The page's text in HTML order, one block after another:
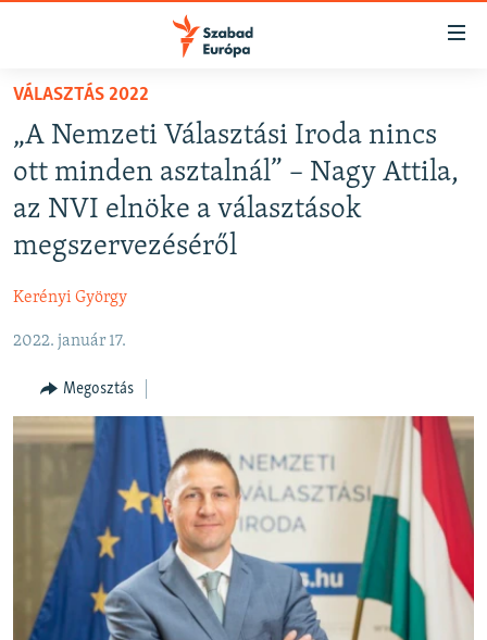
Akadálymentes
Ugrás
fő
oldalra
tartalomjegyzékre
keresésre
AKTUÁLIS
PODCASTOK
NER15
SZABADON
TÁRSADALOM
DEMOKRÁCIA
A PÉNZ NYOMÁBAN
EURÓPAI UNIÓ
VILÁG
KLÍMAVÁLTOZÁS
A MÚLT TANULSÁGAI
VÁLASZTÁS 2022
„A Nemzeti Választási Iroda nincs
ott minden asztalnál” – Nagy Attila,
az NVI elnöke a választások
megszervezéséről
Kerényi György
2022. január 17.
Megosztás